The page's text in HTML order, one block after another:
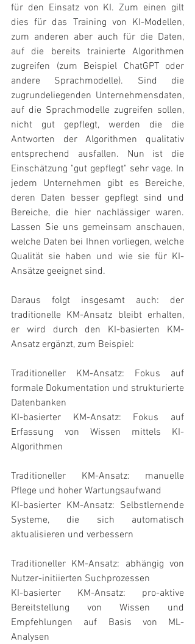
für den Einsatz von KI. Zum einen gilt
dies für das Training von KI-Modellen,
zum anderen aber auch für die Daten,
auf die bereits trainierte Algorithmen
zugreifen (zum Beispiel ChatGPT oder
andere Sprachmodelle). Sind die
zugrundeliegenden Unternehmensdaten,
auf die Sprachmodelle zugreifen sollen,
nicht gut gepflegt, werden die die
Antworten der Algorithmen qualitativ
entsprechend ausfallen. Nun ist die
Einschätzung "gut gepflegt" sehr vage. In
jedem Unternehmen gibt es Bereiche,
deren Daten besser gepflegt sind und
Bereiche, die hier nachlässiger waren.
Lassen Sie uns gemeinsam anschauen,
welche Daten bei Ihnen vorliegen, welche
Qualität sie haben und wie sie für KI-
Ansätze geeignet sind.
Daraus folgt insgesamt auch: der
traditionelle KM-Ansatz bleibt erhalten,
er wird durch den KI-basierten KM-
Ansatz ergänzt, zum Beispiel:
Traditioneller KM-Ansatz: Fokus auf
formale Dokumentation und strukturierte
Datenbanken
KI-basierter KM-Ansatz: Fokus auf
Erfassung von Wissen mittels KI-
Algorithmen
Traditioneller KM-Ansatz: manuelle
Pflege und hoher Wartungsaufwand
KI-basierter KM-Ansatz: Selbstlernende
Systeme, die sich automatisch
aktualisieren und verbessern
Traditioneller KM-Ansatz: abhängig von
Nutzer-initiierten Suchprozessen
KI-basierter KM-Ansatz: pro-aktive
Bereitstellung von Wissen und
Empfehlungen auf Basis von ML-
Analysen